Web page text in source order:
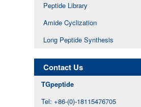
Peptide Library
Amide Cyclization
Long Peptide Synthesis
Contact Us
TGpeptide
Tel: +86-(0)-18115476705